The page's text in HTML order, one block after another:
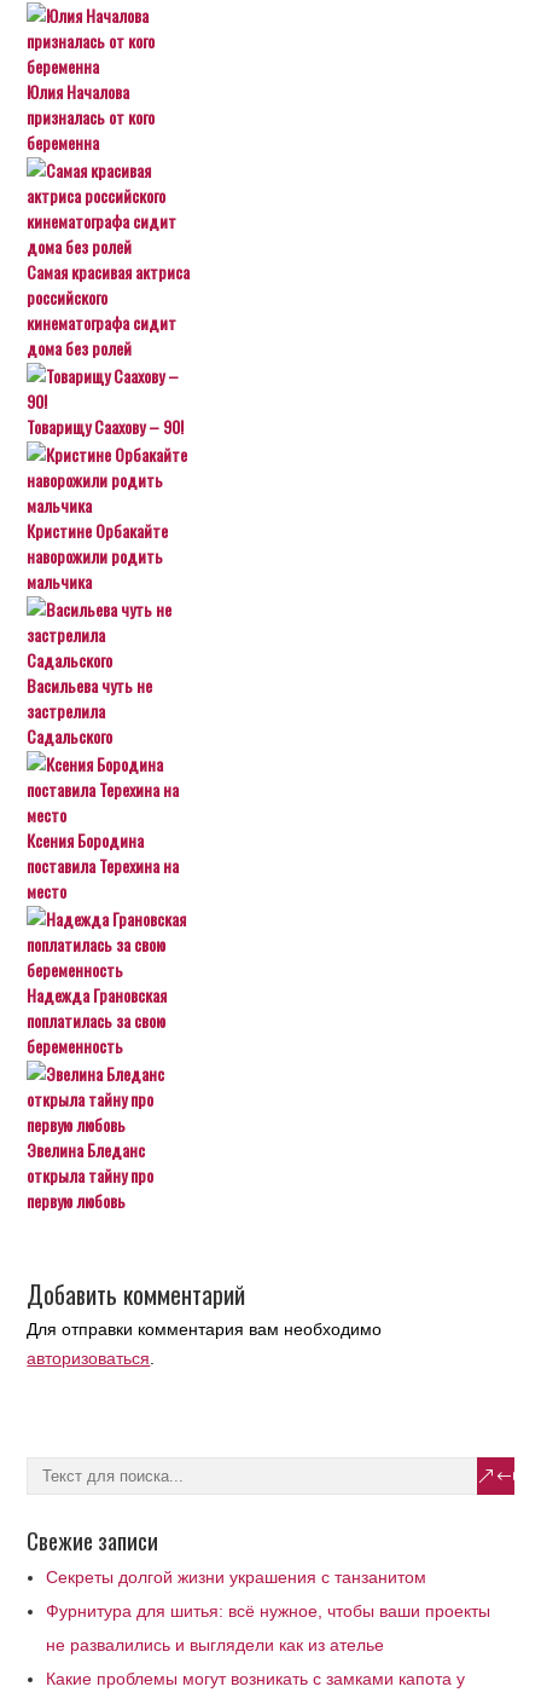
Юлия Началова
призналась от кого
беременна
Самая красивая актриса
российского
кинематографа сидит
дома без ролей
Товарищу Саахову – 90!
Кристине Орбакайте
наворожили родить
мальчика
Васильева чуть не
застрелила
Садальского
Ксения Бородина
поставила Терехина на
место
Надежда Грановская
поплатилась за свою
беременность
Эвелина Бледанс
открыла тайну про
первую любовь
Добавить комментарий
Для отправки комментария вам необходимо
авторизоваться
Свежие записи
Секреты долгой жизни украшения с танзанитом
Фурнитура для шитья: всё нужное, чтобы ваши проекты
не развалились и выглядели как из ателье
Какие проблемы могут возникать с замками капота у